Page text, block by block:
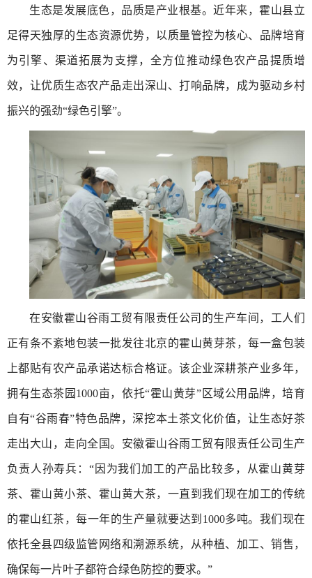
生态是发展底色，品质是产业根基。近年来，霍山县立
足得天独厚的生态资源优势，以质量管控为核心、品牌培育
为引擎、渠道拓展为支撑，全方位推动绿色农产品提质增
效，让优质生态农产品走出深山、打响品牌，成为驱动乡村
振兴的强劲“绿色引擎”。
在安徽霍山谷雨工贸有限责任公司的生产车间，工人们
正有条不紊地包装一批发往北京的霍山黄芽茶，每一盒包装
上都贴有农产品承诺达标合格证。该企业深耕茶产业多年，
拥有生态茶园1000亩，依托“霍山黄芽”区域公用品牌，培育
自有“谷雨春”特色品牌，深挖本土茶文化价值，让生态好茶
走出大山，走向全国。安徽霍山谷雨工贸有限责任公司生产
负责人孙寿兵：“因为我们加工的产品比较多，从霍山黄芽
茶、霍山黄小茶、霍山黄大茶，一直到我们现在加工的传统
的霍山红茶，每一年的生产量就要达到1000多吨。我们现在
依托全县四级监管网络和溯源系统，从种植、加工、销售，
确保每一片叶子都符合绿色防控的要求。”